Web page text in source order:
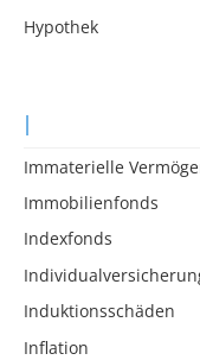
Hypothek
I
Immaterielle
Immobilienfonds
Indexfonds
Induktionsschäden
Inflation